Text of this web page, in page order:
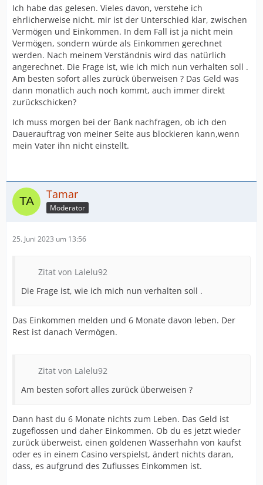
Ich habe das gelesen. Vieles davon, verstehe ich
ehrlicherweise nicht. mir ist der Unterschied klar, zwischen
Vermögen und Einkommen. In dem Fall ist ja nicht mein
Vermögen, sondern würde als Einkommen gerechnet
werden. Nach meinem Verständnis wird das natürlich
angerechnet. Die Frage ist, wie ich mich nun verhalten soll .
Am besten sofort alles zurück überweisen ? Das Geld was
dann monatlich auch noch kommt, auch immer direkt
zurückschicken?
Ich muss morgen bei der Bank nachfragen, ob ich den
Dauerauftrag von meiner Seite aus blockieren kann,wenn
mein Vater ihn nicht einstellt.
Tamar
Moderator
25. Juni 2023 um 13:56
Zitat von Lalelu92
Die Frage ist, wie ich mich nun verhalten soll .
Das Einkommen melden und 6 Monate davon leben. Der
Rest ist danach Vermögen.
Zitat von Lalelu92
Am besten sofort alles zurück überweisen ?
Dann hast du 6 Monate nichts zum Leben. Das Geld ist
zugeflossen und daher Einkommen. Ob du es jetzt wieder
zurück überweist, einen goldenen Wasserhahn von kaufst
oder es in einem Casino verspielst, ändert nichts daran,
dass, es aufgrund des Zuflusses Einkommen ist.